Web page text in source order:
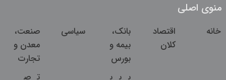
منوی اصلی
خانه
اقتصاد
کلان
بانک،
بیمه و
بورس
سیاسی
صنعت،
معدن و
تجارت